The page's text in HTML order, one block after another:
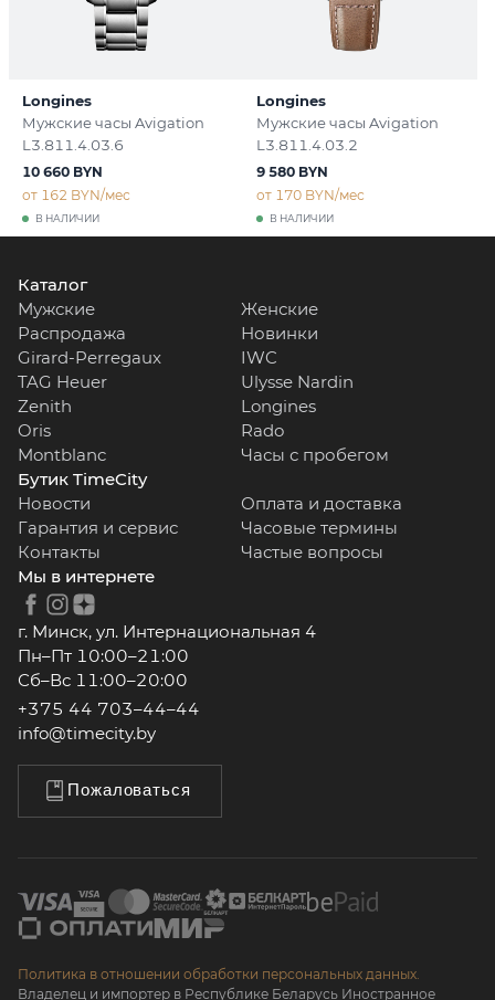
Longines
Мужские часы Avigation
L3.811.4.03.6
В НАЛИЧИИ
10 660 BYN
от 162 BYN/мес
Longines
Мужские часы Avigation
L3.811.4.03.2
В НАЛИЧИИ
9 580 BYN
от 170 BYN/мес
Каталог
Мужские
Женские
Распродажа
Новинки
Girard-Perregaux
IWC
TAG Heuer
Ulysse Nardin
Zenith
Longines
Oris
Rado
Montblanc
Часы с пробегом
Бутик TimeCity
Новости
Оплата и доставка
Гарантия и сервис
Часовые термины
Контакты
Частые вопросы
Мы в интернете
г. Минск, ул. Интернациональная 4
Пн–Пт 10:00–21:00
Сб–Вс 11:00–20:00
+375 44 703–44–44
info@timecity.by
Пожаловаться
Политика в отношении обработки персональных данных.
Владелец и импортер в Республике Беларусь Иностранное